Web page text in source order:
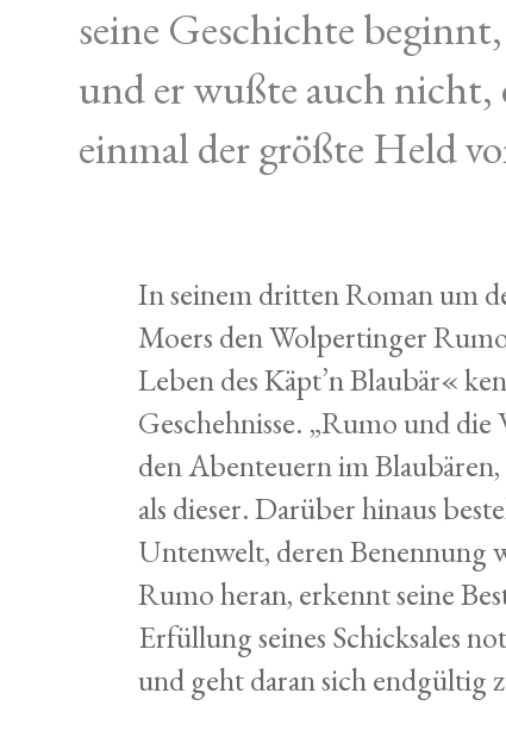
seine Geschichte
und er wußte auch
einmal der größte Held
In seinem dritten Roman um
Moers den Wolpertinger
Leben des Käpt’n Blaubär«
Geschehnisse. „Rumo und
den Abenteuern im
als dieser. Darüber hinaus
Untenwelt, deren Benennung
Rumo heran, erkennt seine
Erfüllung seines Schicksales
und geht daran sich endgültig